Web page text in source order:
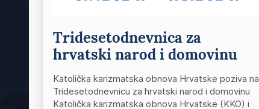
Tridesetodnevnica za
hrvatski narod i domovinu
Katolička karizmatska obnova Hrvatske poziva na
Tridesetodnevnicu za hrvatski narod i domovinu
Katolička karizmatska obnova Hrvatske (KKO) i